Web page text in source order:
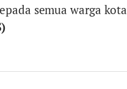
semua warga kota